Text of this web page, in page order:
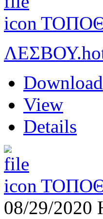
ΛΕΣΒΟΥ.
Download
View
Details
08/29/2020